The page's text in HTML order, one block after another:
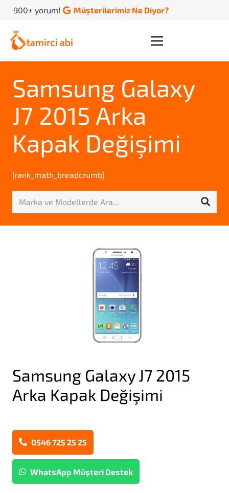
900+ yorum! Müşterilerimiz Ne Diyor?
Samsung Galaxy
J7 2015 Arka
Kapak Değişimi
[rank_math_breadcrumb]
Samsung Galaxy J7 2015
Arka Kapak Değişimi
0546 725 25 25
WhatsApp Müşteri Destek